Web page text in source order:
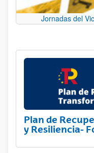
Jornadas del
Plan de
y Resiliencia-